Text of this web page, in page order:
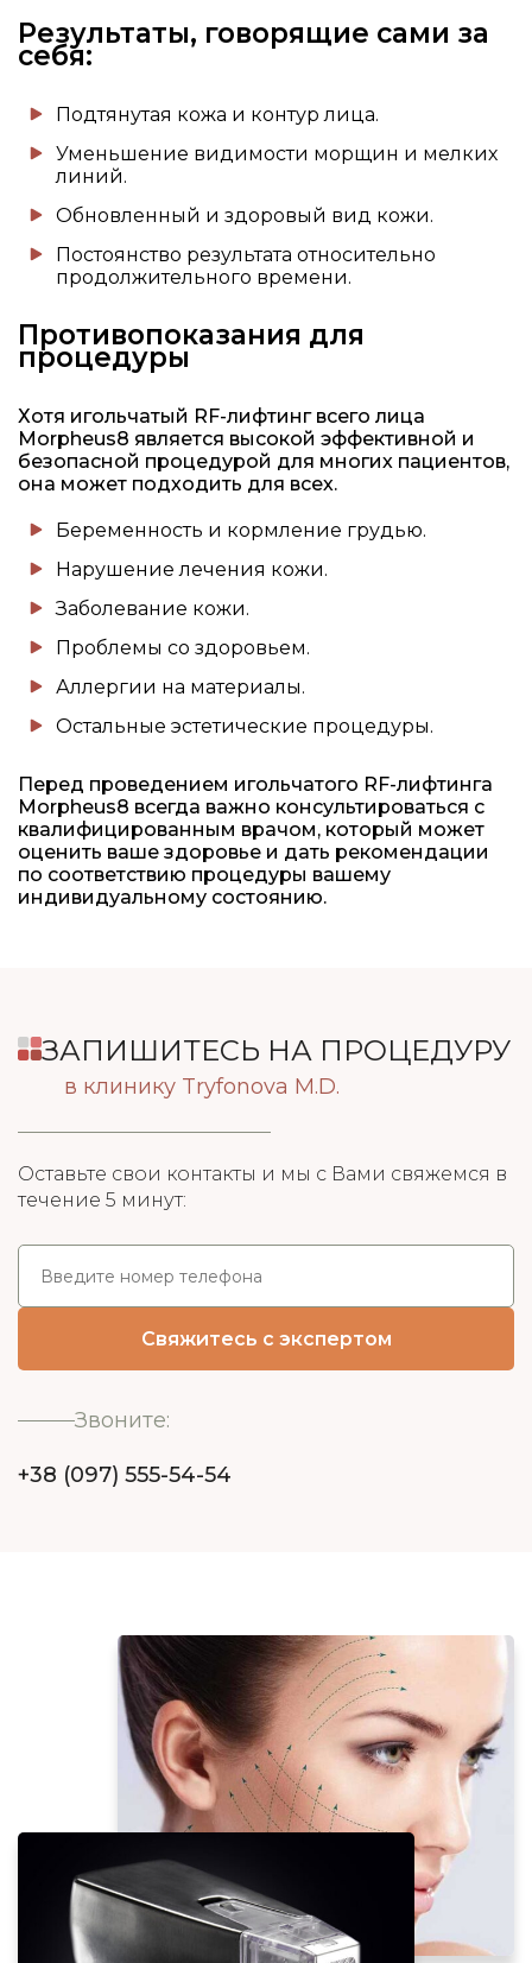
Результаты, говорящие сами за
себя:
Подтянутая кожа и контур лица.
Уменьшение видимости морщин и мелких
линий.
Обновленный и здоровый вид кожи.
Постоянство результата относительно
продолжительного времени.
Противопоказания для
процедуры
Хотя игольчатый RF-лифтинг всего лица
Morpheus8 является высокой эффективной и
безопасной процедурой для многих пациентов,
она может подходить для всех.
Беременность и кормление грудью.
Нарушение лечения кожи.
Заболевание кожи.
Проблемы со здоровьем.
Аллергии на материалы.
Остальные эстетические процедуры.
Перед проведением игольчатого RF-лифтинга
Morpheus8 всегда важно консультироваться с
квалифицированным врачом, который может
оценить ваше здоровье и дать рекомендации
по соответствию процедуры вашему
индивидуальному состоянию.
ЗАПИШИТЕСЬ НА ПРОЦЕДУРУ
в клинику Tryfonova M.D.
Оставьте свои контакты и мы с Вами свяжемся в
течение 5 минут:
Звоните:
+38 (097) 555-54-54